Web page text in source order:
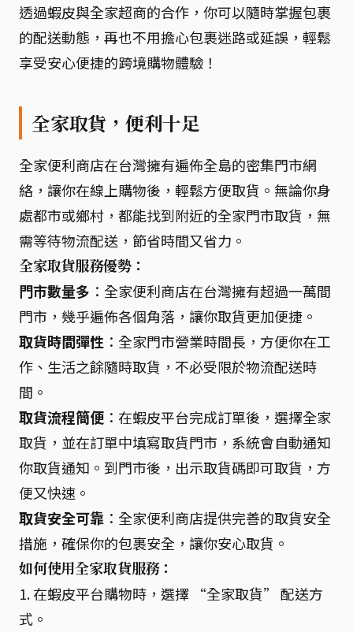
透過蝦皮與全家超商的合作，你可以隨時掌握包裹
的配送動態，再也不用擔心包裹迷路或延誤，輕鬆
享受安心便捷的跨境購物體驗！
全家取貨，便利十足
全家便利商店在台灣擁有遍佈全島的密集門市網
絡，讓你在線上購物後，輕鬆方便取貨。無論你身
處都市或鄉村，都能找到附近的全家門市取貨，無
需等待物流配送，節省時間又省力。
全家取貨服務優勢：
門市數量多 ：全家便利商店在台灣擁有超過一萬間
門市，幾乎遍佈各個角落，讓你取貨更加便捷。
取貨時間彈性 ：全家門市營業時間長，方便你在工
作、生活之餘隨時取貨，不必受限於物流配送時
間。
取貨流程簡便 ：在蝦皮平台完成訂單後，選擇全家
取貨，並在訂單中填寫取貨門市，系統會自動通知
你取貨通知。到門市後，出示取貨碼即可取貨，方
便又快速。
取貨安全可靠 ：全家便利商店提供完善的取貨安全
措施，確保你的包裹安全，讓你安心取貨。
如何使用全家取貨服務：
1. 在蝦皮平台購物時，選擇 “全家取貨” 配送方
式。